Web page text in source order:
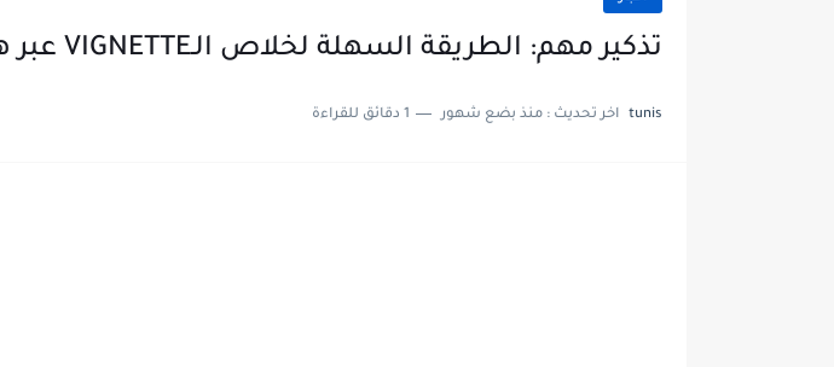
تذكير مهم: الطريقة السهلة لخلاص الـVIGNETTE عبر هذا الرابط
tunis اخر تحديث : منذ بضع شهور 1 دقائق للقراءة